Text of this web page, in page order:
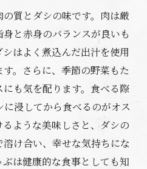
質とダシの味です。肉は厳
と赤身のバランスが良いも
はよく煮込んだ出汁を使用
。さらに、季節の野菜もた
も気を配ります。食べる際
浸してから食べるのがオス
ような美味しさと、ダシの
け合い、幸せな気持ちにな
は健康的な食事としても知